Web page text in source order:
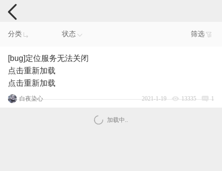
手机反馈
分类 状态 筛选
[bug]定位服务无法关闭
点击重新加载
点击重新加载
白夜染心 2021-1-19 13335 1
加载中..